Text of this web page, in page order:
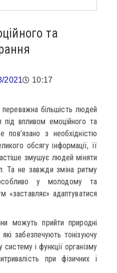
та
2021 10:17
більшість людей
під впливом емоційного та
пов’язано з необхідністю
обсягу інформації, її
змушує людей міняти
Та не завжди зміна ритму
у молодому та
«заставляє» адаптуватися
можуть прийти природні
забезпечують тонізуючу
і функції організму
при фізичних і